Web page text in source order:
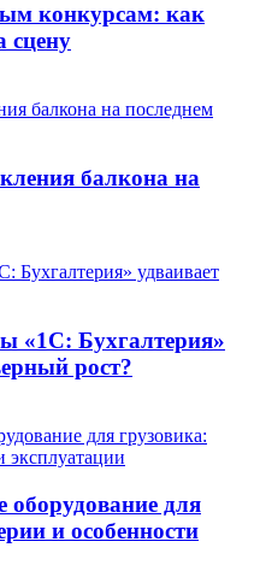
конкурсам: как
сцену
балкона на
«1С: Бухгалтерия»
рост?
оборудование для
и особенности